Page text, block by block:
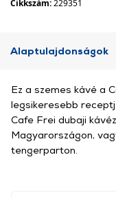
Cikkszám:229351
Alaptulajdonságok
Ez a szemes kávé a
legsikeresebb
Cafe Frei dubaji
Magyarországon,
tengerparton.